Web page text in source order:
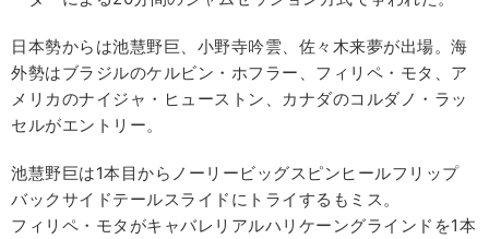
日本勢からは池慧野巨、小野寺吟雲、佐々木来夢が出場。海
外勢はブラジルのケルビン・ホフラー、フィリペ・モタ、ア
メリカのナイジャ・ヒューストン、カナダのコルダノ・ラッ
セルがエントリー。
池慧野巨は1本目からノーリービッグスピンヒールフリップ
バックサイドテールスライドにトライするもミス。
フィリペ・モタがキャバレリアルハリケーングラインドを1本